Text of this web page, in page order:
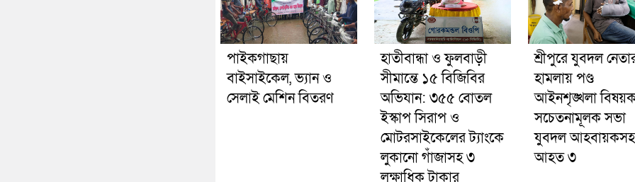
পাইকগাছায়
বাইসাইকেল, ভ্যান ও
সেলাই মেশিন বিতরণ
হাতীবান্ধা ও ফুলবাড়ী
সীমান্তে ১৫ বিজিবির
অভিযান: ৩৫৫ বোতল
ইস্কাপ সিরাপ ও
মোটরসাইকেলের ট্যাংকে
লুকানো গাঁজাসহ ৩
লক্ষাধিক টাকার
শ্রীপুরে যুবদল
হামলায় পণ্ড
আইনশৃঙ্খলা
সচেতনামূলক সভা
যুবদল আহবায়কসহ
আহত ৩